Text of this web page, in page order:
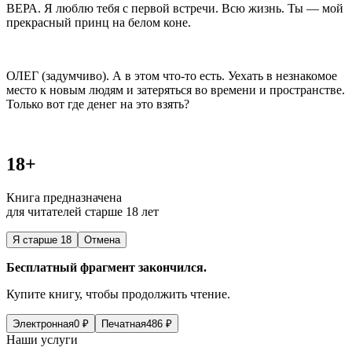
ВЕРА. Я люблю тебя с первой встречи. Всю жизнь. Ты — мой
прекрасный принц на белом коне.
ОЛЕГ (задумчиво). А в этом что-то есть. Уехать в незнакомое
место к новым людям и затеряться во времени и пространстве.
Только вот где денег на это взять?
18+
Книга предназначена
для читателей старше 18 лет
Я старше 18 Отмена
Бесплатный фрагмент закончился.
Купите книгу, чтобы продолжить чтение.
Электронная0 ₽ Печатная486 ₽
Наши услуги